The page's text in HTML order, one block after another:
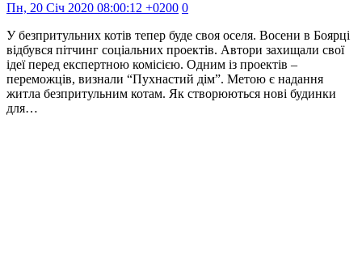
Пн, 20 Січ 2020 08:00:12 +0200 0
У безпритульних котів тепер буде своя оселя. Восени в Боярці
відбувся пітчинг соціальних проектів. Автори захищали свої
ідеї перед експертною комісією. Одним із проектів –
переможців, визнали “Пухнастий дім”. Метою є надання
житла безпритульним котам. Як створюються нові будинки
для…